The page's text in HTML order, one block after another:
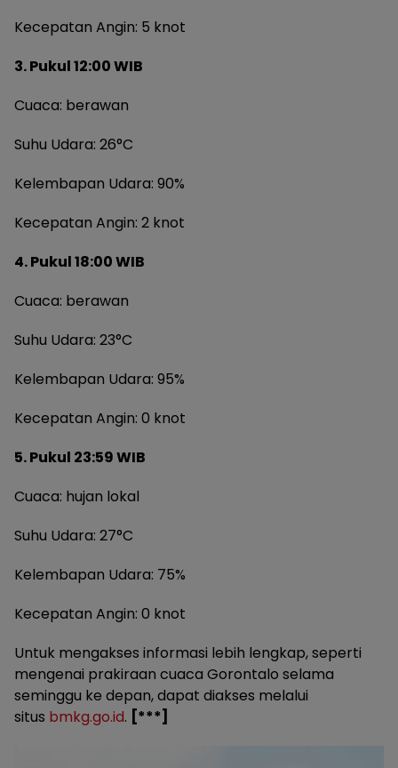
Kecepatan Angin: 5 knot
3. Pukul 12:00 WIB
Cuaca: berawan
Suhu Udara: 26°C
Kelembapan Udara: 90%
Kecepatan Angin: 2 knot
4. Pukul 18:00 WIB
Cuaca: berawan
Suhu Udara: 23°C
Kelembapan Udara: 95%
Kecepatan Angin: 0 knot
5. Pukul 23:59 WIB
Cuaca: hujan lokal
Suhu Udara: 27°C
Kelembapan Udara: 75%
Kecepatan Angin: 0 knot
Untuk mengakses informasi lebih lengkap, seperti
mengenai prakiraan cuaca Gorontalo selama
seminggu ke depan, dapat diakses melalui
situs bmkg.go.id. [***]